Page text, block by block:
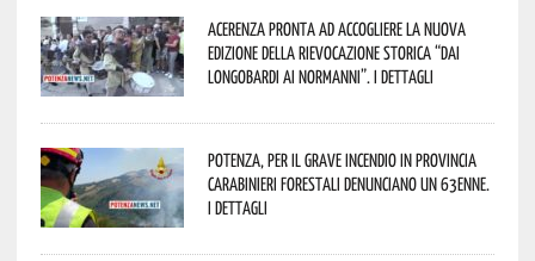
Acerenza pronta ad accogliere la nuova
edizione della rievocazione storica “Dai
Longobardi ai Normanni”. I dettagli
Potenza, per il grave incendio in Provincia
Carabinieri forestali denunciano un 63enne.
I dettagli